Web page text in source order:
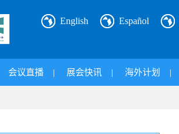
English Español
会议直播 | 展会快讯 | 海外计划 |